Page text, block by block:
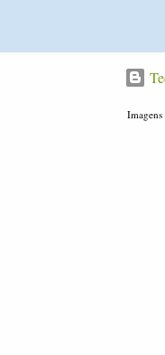
(1º) com um quadro de
com vocês, mas faz mais
resolveu. Ontem fui ao